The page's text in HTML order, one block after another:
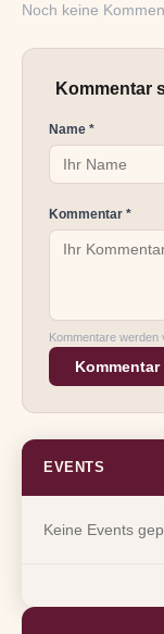
Noch keine
Kommentar
Name *
Kommentar *
Kommentare werden
EVENTS
Keine Events